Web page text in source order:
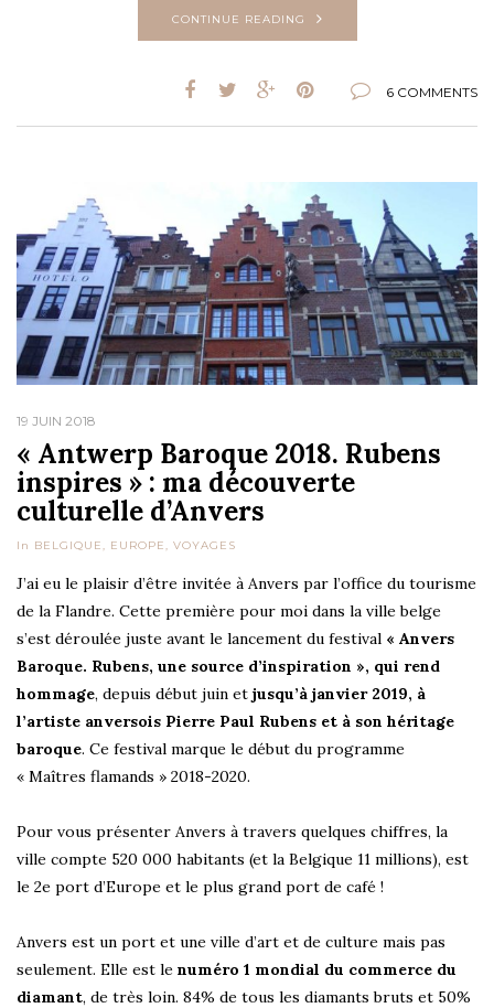
CONTINUE READING
6 COMMENTS
19 JUIN 2018
« Antwerp Baroque 2018. Rubens
inspires » : ma découverte
culturelle d’Anvers
In BELGIQUE EUROPE VOYAGES
J’ai eu le plaisir d’être invitée à Anvers par l’office du tourisme
de la Flandre. Cette première pour moi dans la ville belge
s’est déroulée juste avant le lancement du festival « Anvers
Baroque. Rubens, une source d’inspiration », qui rend
hommage, depuis début juin et jusqu’à janvier 2019, à
l’artiste anversois Pierre Paul Rubens et à son héritage
baroque. Ce festival marque le début du programme
« Maîtres flamands » 2018-2020.
Pour vous présenter Anvers à travers quelques chiffres, la
ville compte 520 000 habitants (et la Belgique 11 millions), est
le 2e port d’Europe et le plus grand port de café !
Anvers est un port et une ville d’art et de culture mais pas
seulement. Elle est le numéro 1 mondial du commerce du
diamant, de très loin. 84% de tous les diamants bruts et 50%